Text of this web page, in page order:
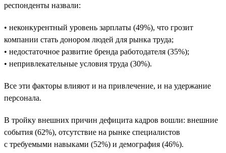
респонденты назвали:
• неконкурентный уровень зарплаты (49%), что грозит
компании стать донором людей для рынка труда;
• недостаточное развитие бренда работодателя (35%);
• непривлекательные условия труда (30%).
Все эти факторы влияют и на привлечение, и на удержание
персонала.
В тройку внешних причин дефицита кадров вошли: внешние
события (62%), отсутствие на рынке специалистов
с требуемыми навыками (52%) и демография (46%).